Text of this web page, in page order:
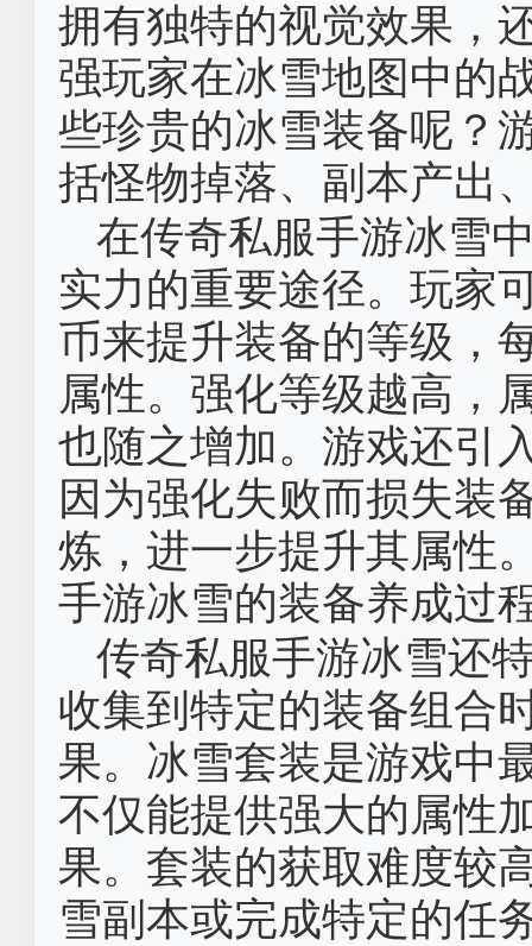
拥有独特的视觉效果，
强玩家在冰雪地图中的
些珍贵的冰雪装备呢？
括怪物掉落、副本产出
在传奇私服手游冰雪
实力的重要途径。玩家
币来提升装备的等级，
属性。强化等级越高，
也随之增加。游戏还引
因为强化失败而损失装
炼，进一步提升其属性
手游冰雪的装备养成过
传奇私服手游冰雪还
收集到特定的装备组合
果。冰雪套装是游戏中
不仅能提供强大的属性
果。套装的获取难度较
雪副本或完成特定的任